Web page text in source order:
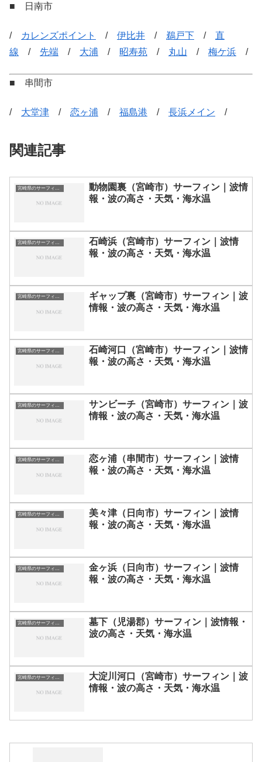
■ 日南市
/ カレンズポイント / 伊比井 / 鵜戸下 / 直
線 / 先端 / 大浦 / 昭寿苑 / 丸山 / 梅ケ浜 /
■ 串間市
/ 大堂津 / 恋ヶ浦 / 福島港 / 長浜メイン /
関連記事
動物園裏（宮崎市）サーフィン｜波情
報・波の高さ・天気・海水温
石崎浜（宮崎市）サーフィン｜波情
報・波の高さ・天気・海水温
宮崎県のサーフィン波情報・ポイント・スポット一覧
ギャップ裏（宮崎市）サーフィン｜波
情報・波の高さ・天気・海水温
宮崎県のサーフィン波情報・ポイント・スポット一覧
石崎河口（宮崎市）サーフィン｜波情
報・波の高さ・天気・海水温
宮崎県のサーフィン波情報・ポイント・スポット一覧
サンビーチ（宮崎市）サーフィン｜波
情報・波の高さ・天気・海水温
宮崎県のサーフィン波情報・ポイント・スポット一覧
恋ヶ浦（串間市）サーフィン｜波情
報・波の高さ・天気・海水温
宮崎県のサーフィン波情報・ポイント・スポット一覧
美々津（日向市）サーフィン｜波情
報・波の高さ・天気・海水温
宮崎県のサーフィン波情報・ポイント・スポット一覧
金ヶ浜（日向市）サーフィン｜波情
報・波の高さ・天気・海水温
墓下（児湯郡）サーフィン｜波情報・
波の高さ・天気・海水温
大淀川河口（宮崎市）サーフィン｜波
情報・波の高さ・天気・海水温